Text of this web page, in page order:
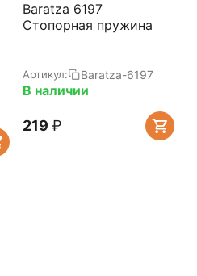
Baratza 6197
Стопорная пружина
Артикул: Baratza-6197
В наличии
‍219‍ ₽